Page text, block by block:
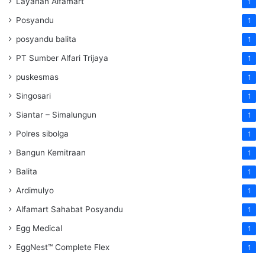
1
Posyandu 1
posyandu balita 1
PT Sumber Alfari Trijaya 1
puskesmas 1
Singosari 1
Siantar – Simalungun 1
Polres sibolga 1
Bangun Kemitraan 1
Balita 1
Ardimulyo 1
Alfamart Sahabat Posyandu 1
Egg Medical 1
EggNest™ Complete Flex 1